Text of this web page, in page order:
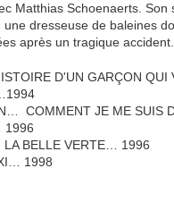
Matthias Schoenaerts. Son
dresseuse de baleines
après un tragique accident.
D'UN GARÇON QUI
COMMENT JE ME SUIS
1996
BELLE VERTE… 1996
1998